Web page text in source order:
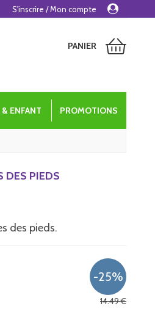
PANIER
& ENFANT PROMOTIONS
DES PIEDS
des pieds.
14.49€
S'inscrire / Mon compte